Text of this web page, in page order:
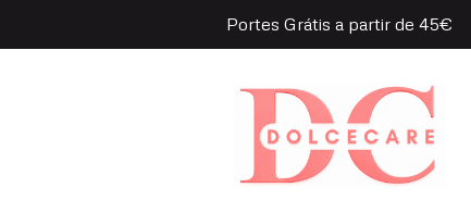
Portes Grátis a partir de 45€
Boss Dark Blue Eau de Toilette